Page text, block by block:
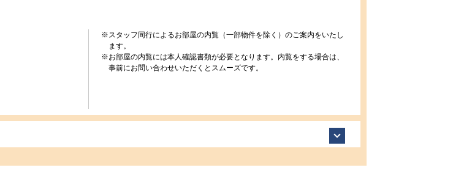
※スタッフ同行によるお部屋の内覧（一部物件を除く）のご案内をいたし
ます。
※お部屋の内覧には本人確認書類が必要となります。内覧をする場合は、
事前にお問い合わせいただくとスムーズです。